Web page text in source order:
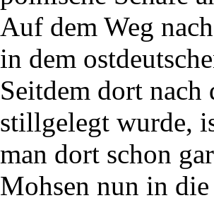
Auf dem Weg
in dem
Seitdem dort nach
stillgelegt wurde,
man dort schon
Mohsen nun in